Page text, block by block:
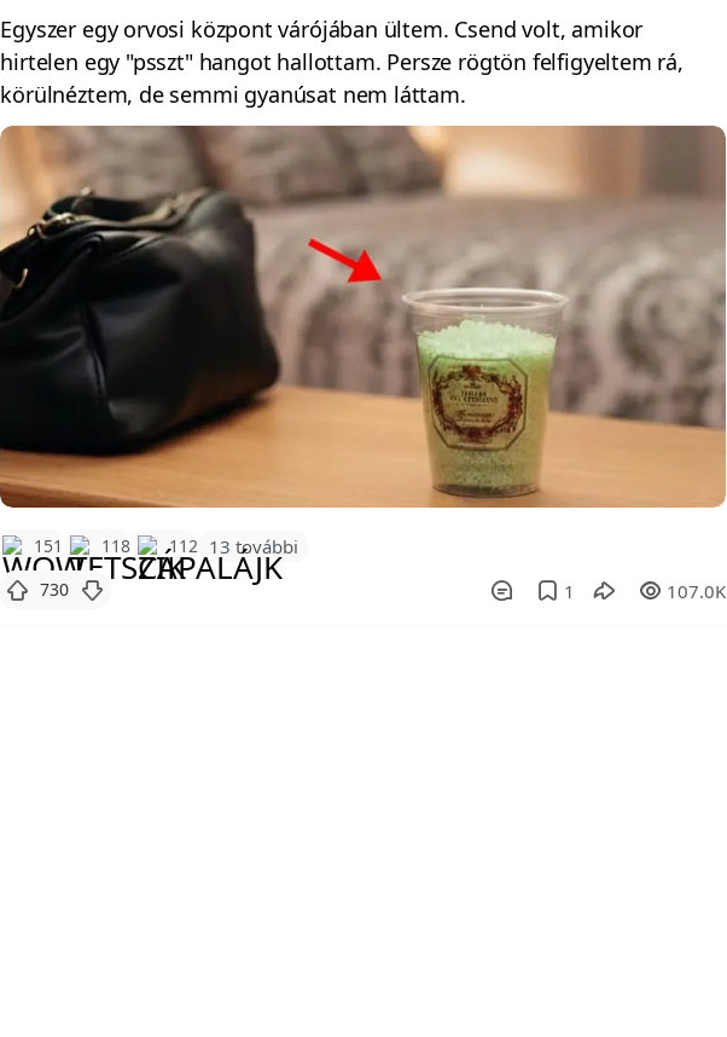
Egyszer egy orvosi központ várójában ültem. Csend volt, amikor
hirtelen egy "psszt" hangot hallottam. Persze rögtön felfigyeltem rá,
körülnéztem, de semmi gyanúsat nem láttam.
151 118 112 13 további
730 1 107.0K